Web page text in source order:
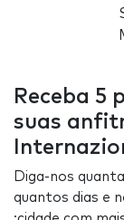
Receba 5
suas
Diga-nos
quantos dias e